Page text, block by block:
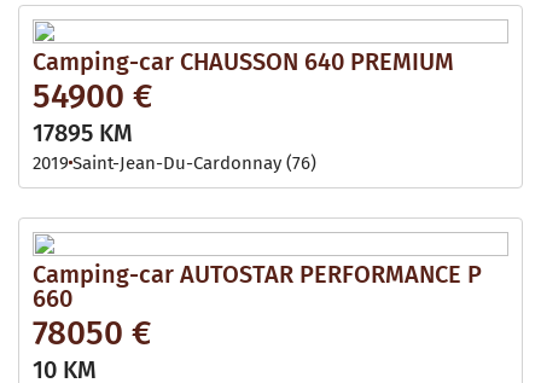
Camping-car CHAUSSON 640 PREMIUM
54900 €
17895 KM
2019 Saint-Jean-Du-Cardonnay (76)
Camping-car AUTOSTAR PERFORMANCE P
660
78050 €
10 KM